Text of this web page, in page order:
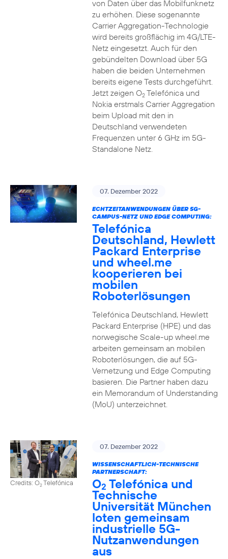
von Daten über das Mobilfunknetz
zu erhöhen. Diese sogenannte
Carrier Aggregation-Technologie
wird bereits großflächig im 4G/LTE-
Netz eingesetzt. Auch für den
gebündelten Download über 5G
haben die beiden Unternehmen
bereits eigene Tests durchgeführt.
Jetzt zeigen O2Telefónica und
Nokia erstmals Carrier Aggregation
beim Upload mit den in
Deutschland verwendeten
Frequenzen unter 6 GHz im 5G-
Standalone Netz.
07. Dezember 2022
ECHTZEITANWENDUNGEN ÜBER 5G-
CAMPUS-NETZ UND EDGE COMPUTING:
Telefónica
Deutschland, Hewlett
Packard Enterprise
und wheel.me
kooperieren bei
mobilen
Roboterlösungen
Telefónica Deutschland, Hewlett
Packard Enterprise (HPE) und das
norwegische Scale-up wheel.me
arbeiten gemeinsam an mobilen
Roboterlösungen, die auf 5G-
Vernetzung und Edge Computing
basieren. Die Partner haben dazu
ein Memorandum of Understanding
(MoU) unterzeichnet.
Credits: O2Telefónica
07. Dezember 2022
WISSENSCHAFTLICH-TECHNISCHE
PARTNERSCHAFT:
O2 Telefónica und
Technische
Universität München
loten gemeinsam
industrielle 5G-
Nutzanwendungen
aus